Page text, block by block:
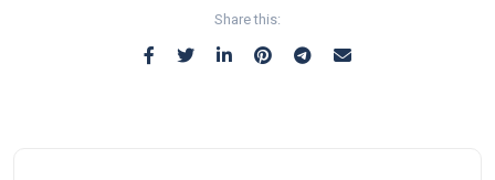
Share this: